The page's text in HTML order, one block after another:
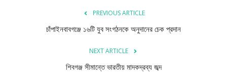
PREVIOUS ARTICLE
চাঁপাইনবাবগঞ্জে ১৬টি যুব সংগঠনকে অনুদানের চেক প্রদান
NEXT ARTICLE
শিবগঞ্জ সীমান্তে ভারতীয় মাদকদ্রব্য জব্দ